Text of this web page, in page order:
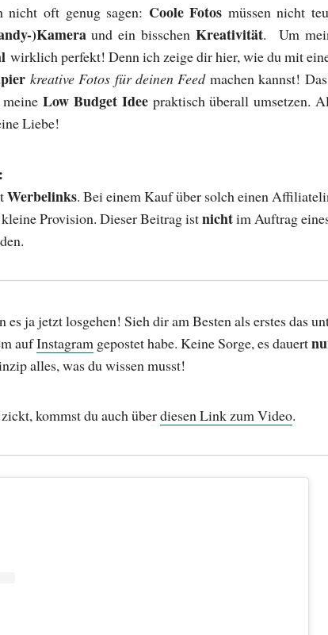
oft genug sagen: Coole Fotos müssen nicht
)Kameraund ein bisschen Kreativität. Um
wirklich perfekt! Denn ich zeige dir hier, wie du mit
kreative Fotos für deinen Feedmachen kannst!
meineLow Budget Ideepraktisch überall umsetzen.
Liebe!
Werbelinks. Bei einem Kauf über solch einen
Provision. Dieser Beitrag istnichtim Auftrag
es ja jetzt losgehen! Sieh dir am Besten als erstes das
aufInstagram gepostet habe. Keine Sorge, es dauert
alles, was du wissen musst!
zickt, kommst du auch überdiesen Link zum Video.